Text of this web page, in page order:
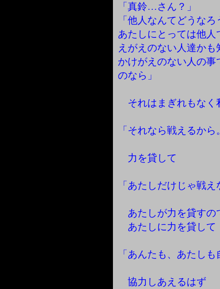
「真鈴…さん？」
「他人なんてどうな
あたしにとっては他
えがえのない人達か
かけがえのない人の
のなら」
それはまぎれもなく
「それなら戦えるか
力を貸して
「あたしだけじゃ戦
あたしが力を貸すの
あたしに力を貸して
「あんたも、あたし
協力しあえるはず